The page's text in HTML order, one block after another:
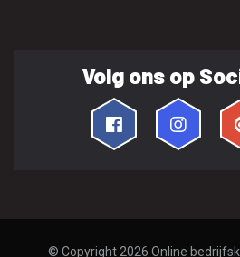
Volg ons op
© Copyright 2026 Online